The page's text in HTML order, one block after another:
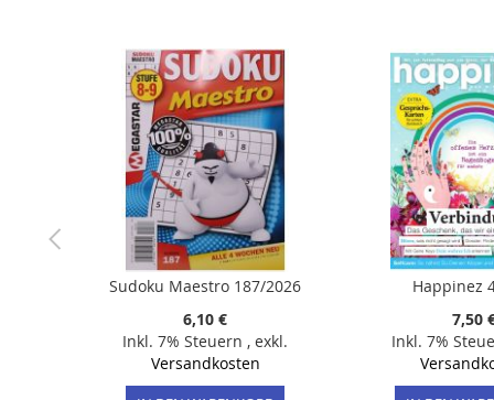
Sudoku Maestro 187/2026
6,10 €
Inkl. 7% Steuern , exkl.
Versandkosten
Happinez
7,50
Inkl. 7%